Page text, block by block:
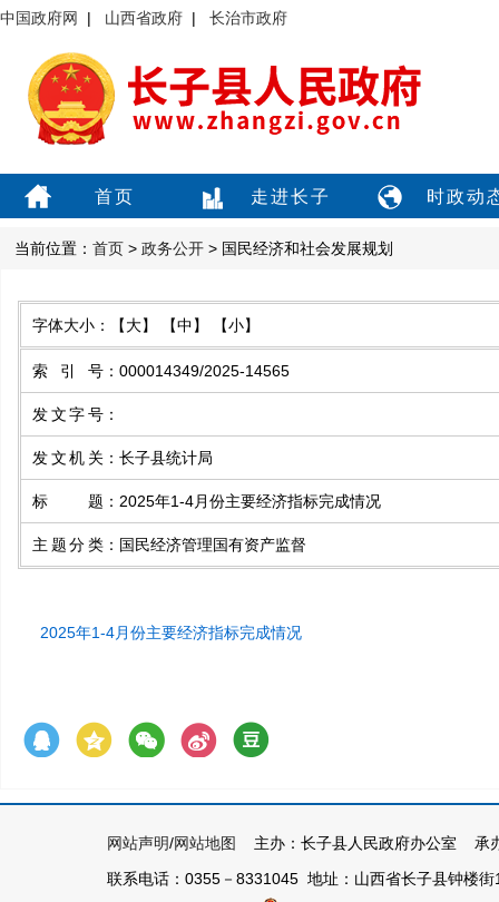
中国政府网 | 山西省政府 | 长治市政府
首页 走进长子 时政动
当前位置： 首页 > 政务公开 > 国民经济和社会发展规划
字体大小： 【大】 【中】 【小】
索引号 ： 000014349/2025-14565
发文字号 ：
发文机关 ： 长子县统计局
标题 ： 2025年1-4月份主要经济指标完成情况
主题分类 ： 国民经济管理国有资产监督
2025年1-4月份主要经济指标完成情况
网站声明/网站地图
主办：长子县人民政府办公室 承
联系电话：0355－8331045 地址：山西省长子县钟楼